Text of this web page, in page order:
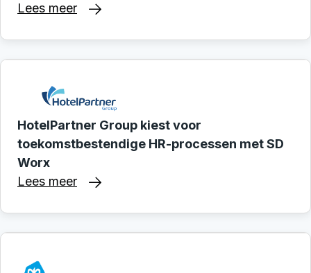
Lees meer
HotelPartner Group kiest voor
toekomstbestendige HR-processen met SD
Worx
Lees meer